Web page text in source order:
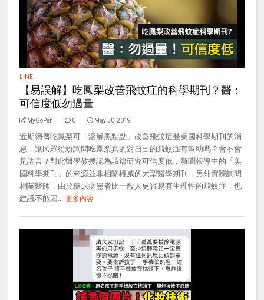
LINE
【易誤解】吃鳳梨改善飛蚊症的科學期刊？醫：
可信度低勿過量
MyGoPen 0 May 30, 2019
近期網傳吃鳳梨可「溶解黑點點」改善飛蚊症登美國科學期刊的消
息，讓民眾紛紛詢問吃鳳梨真的對自己的飛蚊症有幫助嗎？會不會
是謠言？對此醫學教授認為該篇研究可信度低，新聞報導中的「美
國科學期刊」的來源並非相關權威的大型醫學期刊，另外實際詢問
相關醫師，由於糖尿病患者比一般人更容易有生理性的飛蚊症，也
建議不能因... 更多內容